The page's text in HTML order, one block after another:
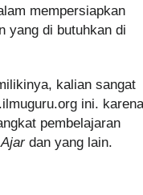
mempersiapkan
yang di butuhkan di
kalian sangat
ini. karena
pembelajaran
dan yang lain.